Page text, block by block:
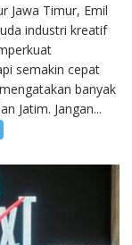
Jawa Timur, Emil
industri kreatif
semakin cepat
banyak
Jatim. Jangan...